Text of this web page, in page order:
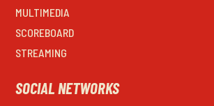
MULTIMEDIA
SCOREBOARD
STREAMING
SOCIAL NETWORKS